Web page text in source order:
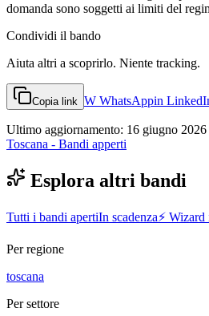
domanda sono soggetti ai limiti del
Condividi il bando
Aiuta altri a scoprirlo. Niente tracking.
Copia link W WhatsAppin
Ultimo aggiornamento: 16 giugno 2026
Toscana - Bandi apperti
Esplora altri bandi
Tutti i bandi apertiIn scadenza⚡
Per regione
toscana
Per settore